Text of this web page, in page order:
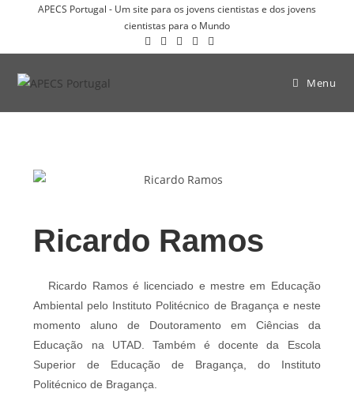
APECS Portugal - Um site para os jovens cientistas e dos jovens
cientistas para o Mundo
Menu
Ricardo Ramos
Ricardo Ramos é licenciado e mestre em Educação
Ambiental pelo Instituto Politécnico de Bragança e neste
momento aluno de Doutoramento em Ciências da
Educação na UTAD. Também é docente da Escola
Superior de Educação de Bragança, do Instituto
Politécnico de Bragança.